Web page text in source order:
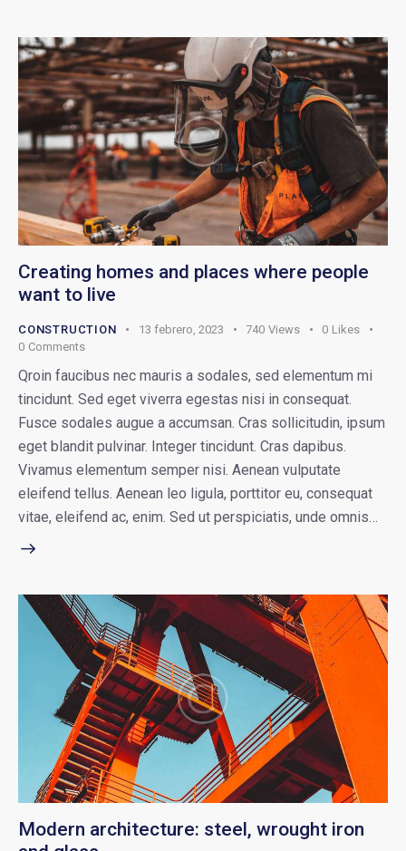
Creating homes and places where people
want to live
CONSTRUCTION 13 febrero, 2023 740 Views 0 Likes
0 Comments
Qroin faucibus nec mauris a sodales, sed elementum mi
tincidunt. Sed eget viverra egestas nisi in consequat.
Fusce sodales augue a accumsan. Cras sollicitudin, ipsum
eget blandit pulvinar. Integer tincidunt. Cras dapibus.
Vivamus elementum semper nisi. Aenean vulputate
eleifend tellus. Aenean leo ligula, porttitor eu, consequat
vitae, eleifend ac, enim. Sed ut perspiciatis, unde omnis…
Modern architecture: steel, wrought iron